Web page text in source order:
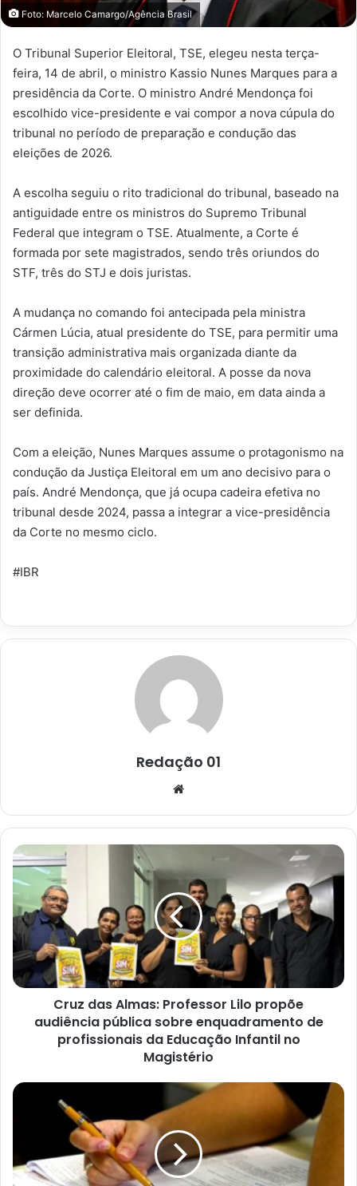
Foto: Marcelo Camargo/Agência Brasil
O Tribunal Superior Eleitoral, TSE, elegeu nesta terça-
feira, 14 de abril, o ministro Kassio Nunes Marques para a
presidência da Corte. O ministro André Mendonça foi
escolhido vice-presidente e vai compor a nova cúpula do
tribunal no período de preparação e condução das
eleições de 2026.
A escolha seguiu o rito tradicional do tribunal, baseado na
antiguidade entre os ministros do Supremo Tribunal
Federal que integram o TSE. Atualmente, a Corte é
formada por sete magistrados, sendo três oriundos do
STF, três do STJ e dois juristas.
A mudança no comando foi antecipada pela ministra
Cármen Lúcia, atual presidente do TSE, para permitir uma
transição administrativa mais organizada diante da
proximidade do calendário eleitoral. A posse da nova
direção deve ocorrer até o fim de maio, em data ainda a
ser definida.
Com a eleição, Nunes Marques assume o protagonismo na
condução da Justiça Eleitoral em um ano decisivo para o
país. André Mendonça, que já ocupa cadeira efetiva no
tribunal desde 2024, passa a integrar a vice-presidência
da Corte no mesmo ciclo.
#IBR
Redação 01
Cruz
das
Almas:
Professor
Lilo
propõe
audiência
pública
sobre
enquadramento
profissionais
Infantil
Cruz das Almas: Professor Lilo propõe
audiência pública sobre enquadramento de
profissionais da Educação Infantil no
Magistério
Creci-
500